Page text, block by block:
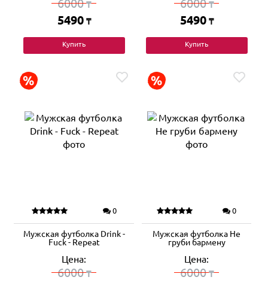
6000₸
5490 ₸
Купить
6000₸
5490 ₸
Купить
0
Мужская футболка Drink -
Fuck - Repeat
Цена:
6000₸
0
Мужская футболка Не
груби бармену
Цена:
6000₸